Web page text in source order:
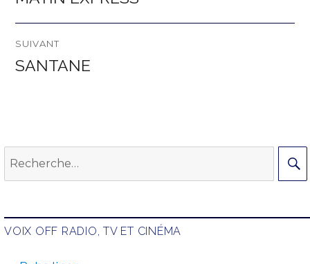
l’article
SUIVANT
Publication
SANTANE
pour :
VOIX OFF RADIO, TV ET CINÉMA